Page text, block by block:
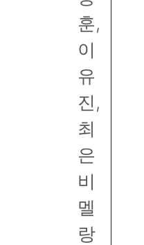
훈,
이
유
진,
최
은
비
멜
랑